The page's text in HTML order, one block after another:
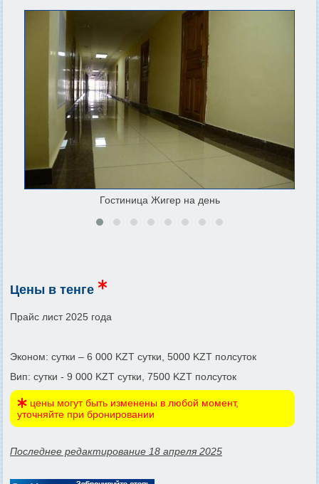
Гостиница Жигер на день
Цены в тенге
Прайс лист 2025 года
Эконом: сутки – 6 000 KZT сутки, 5000 KZT полсуток
Вип: сутки - 9 000 KZT сутки, 7500 KZT полсуток
цены могут быть изменены в любой момент,
уточняйте при бронировании
Последнее редактирование 18 апреля 2025